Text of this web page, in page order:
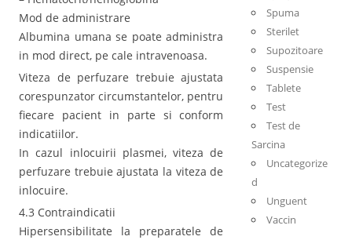
Mod de administrare
Albumina umana se poate administra
in mod direct, pe cale intravenoasa.
Viteza de perfuzare trebuie ajustata
corespunzator circumstantelor, pentru
fiecare pacient in parte si conform
indicatiilor.
In cazul inlocuirii plasmei, viteza de
perfuzare trebuie ajustata la viteza de
inlocuire.
4.3 Contraindicatii
Hipersensibilitate la preparatele de
Spuma
Sterilet
Supozitoare
Suspensie
Tablete
Test
Test de
Sarcina
Uncategorize
d
Unguent
Vaccin